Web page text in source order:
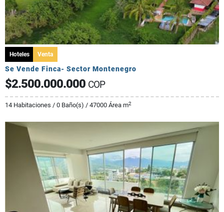
Hoteles Venta
Se Vende Finca- Sector Montenegro
$2.500.000.000 COP
14 Habitaciones / 0 Baño(s) / 47000 Área m2